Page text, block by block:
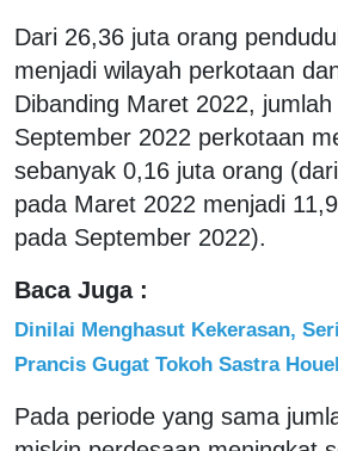
Dari 26,36 juta orang
menjadi wilayah perkotaan
Dibanding Maret 2022,
September 2022 perkotaan
sebanyak 0,16 juta orang
pada Maret 2022 menjadi
pada September 2022).
Baca Juga :
Dinilai Menghasut Kekerasan,
Prancis Gugat Tokoh Sastra
Pada periode yang sama